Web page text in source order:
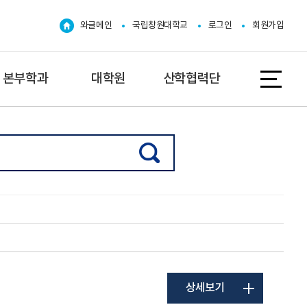
와글메인 국립창원대학교 로그인 회원가입
본부학과 대학원 산학협력단
상세보기